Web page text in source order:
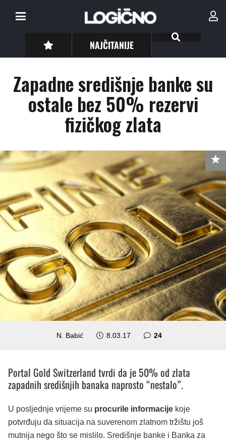
NAJČITANIJE
Zapadne središnje banke su
ostale bez 50% rezervi
fizičkog zlata
N. Babić 8.03.17 24komentara
Portal Gold Switzerland tvrdi da je 50% od zlata
zapadnih središnjih banaka naprosto “nestalo”.
U posljednje vrijeme su procurile informacije koje
potvrđuju da situacija na suverenom zlatnom tržištu još
mutnija nego što se mislilo. Središnje banke i Banka za